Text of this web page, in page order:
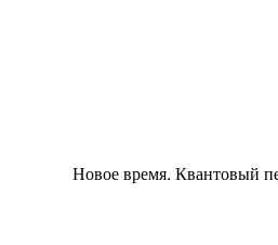
Новое время. Квантовый